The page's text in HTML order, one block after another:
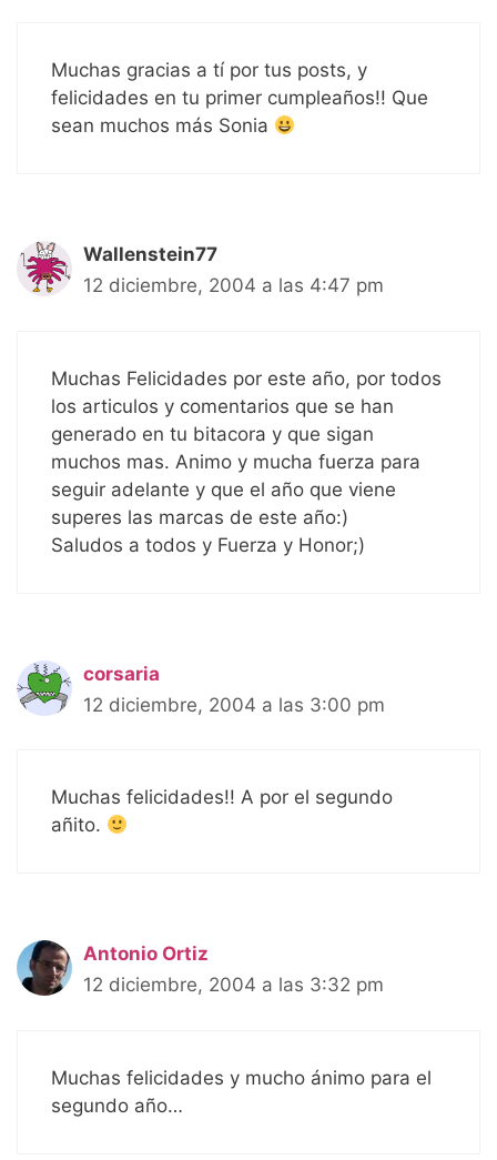
Muchas gracias a tí por tus posts, y
felicidades en tu primer cumpleaños!! Que
sean muchos más Sonia
Wallenstein77
12 diciembre, 2004 a las 4:47 pm
Muchas Felicidades por este año, por todos
los articulos y comentarios que se han
generado en tu bitacora y que sigan
muchos mas. Animo y mucha fuerza para
seguir adelante y que el año que viene
superes las marcas de este año:)
Saludos a todos y Fuerza y Honor;)
corsaria
12 diciembre, 2004 a las 3:00 pm
Muchas felicidades!! A por el segundo
añito.
Antonio Ortiz
12 diciembre, 2004 a las 3:32 pm
Muchas felicidades y mucho ánimo para el
segundo año…